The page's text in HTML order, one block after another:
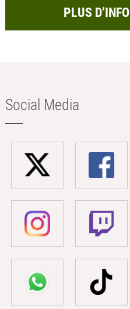
PLUS D’INFO
Social Media